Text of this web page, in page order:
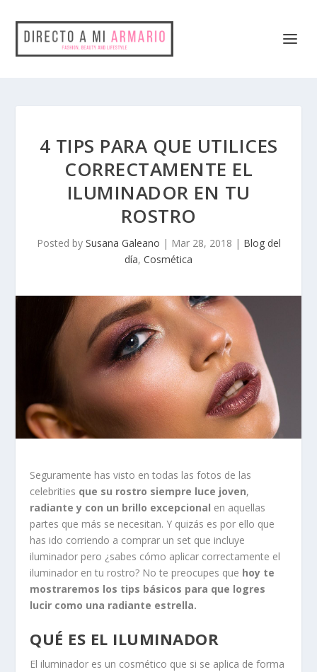
4 TIPS PARA QUE UTILICES
CORRECTAMENTE EL
ILUMINADOR EN TU
ROSTRO
Posted by Susana Galeano | Mar 28, 2018 | Blog del
día, Cosmética
Seguramente has visto en todas las fotos de las
celebrities que su rostro siempre luce joven,
radiante y con un brillo excepcional en aquellas
partes que más se necesitan. Y quizás es por ello que
has ido corriendo a comprar un set que incluye
iluminador pero ¿sabes cómo aplicar correctamente el
iluminador en tu rostro? No te preocupes que hoy te
mostraremos los tips básicos para que logres
lucir como una radiante estrella.
QUÉ ES EL ILUMINADOR
El iluminador es un cosmético que si se aplica de forma